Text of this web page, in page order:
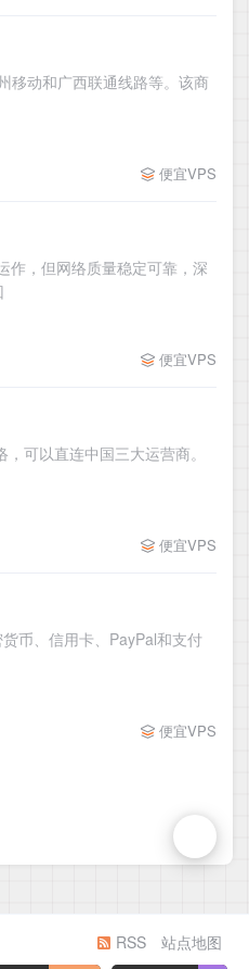
移动和广西联通线路等。该商
便宜VPS
作，但网络质量稳定可靠，深
便宜VPS
可以直连中国三大运营商。
便宜VPS
币、信用卡、PayPal和支付
便宜VPS
RSS 站点地图